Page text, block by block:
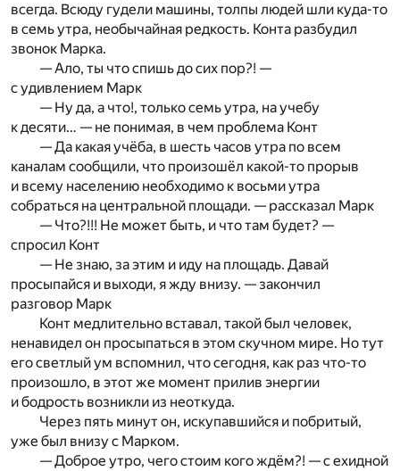
всегда. Всюду гудели машины, толпы людей шли куда-то
в семь утра, необычайная редкость. Конта разбудил
звонок Марка.
— Ало, ты что спишь до сих пор?! —
с удивлением Марк
— Ну да, а что!, только семь утра, на учебу
к десяти… — не понимая, в чем проблема Конт
— Да какая учёба, в шесть часов утра по всем
каналам сообщили, что произошёл какой-то прорыв
и всему населению необходимо к восьми утра
собраться на центральной площади. — рассказал Марк
— Что?!!! Не может быть, и что там будет? —
спросил Конт
— Не знаю, за этим и иду на площадь. Давай
просыпайся и выходи, я жду внизу. — закончил
разговор Марк
Конт медлительно вставал, такой был человек,
ненавидел он просыпаться в этом скучном мире. Но тут
его светлый ум вспомнил, что сегодня, как раз что-то
произошло, в этот же момент прилив энергии
и бодрость возникли из неоткуда.
Через пять минут он, искупавшийся и побритый,
уже был внизу с Марком.
— Доброе утро, чего стоим кого ждём?! — с ехидной